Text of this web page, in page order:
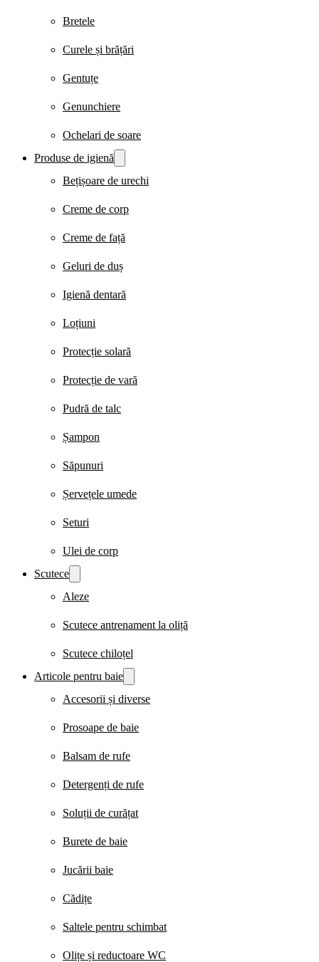
Bretele
Curele și brățări
Gentuțe
Genunchiere
Ochelari de soare
Produse de igienă
Bețișoare de urechi
Creme de corp
Creme de față
Geluri de duș
Igienă dentară
Loțiuni
Protecție solară
Protecție de vară
Pudră de talc
Șampon
Săpunuri
Șervețele umede
Seturi
Ulei de corp
Scutece
Aleze
Scutece antrenament la oliță
Scutece chiloțel
Articole pentru baie
Accesorii și diverse
Prosoape de baie
Balsam de rufe
Detergenți de rufe
Soluții de curățat
Burete de baie
Jucării baie
Cădițe
Saltele pentru schimbat
Olițe și reductoare WC